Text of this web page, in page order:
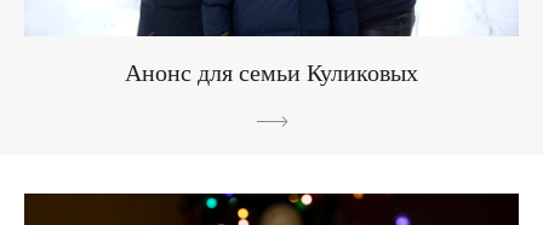
Анонс для семьи Куликовых